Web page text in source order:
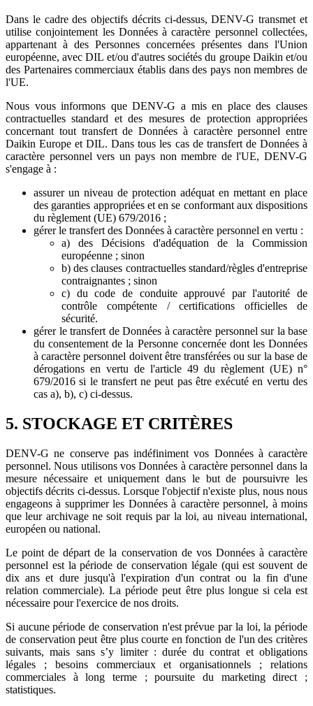
Dans le cadre des objectifs décrits ci-dessus, DENV-G transmet et
utilise conjointement les Données à caractère personnel collectées,
appartenant à des Personnes concernées présentes dans l'Union
européenne, avec DIL et/ou d'autres sociétés du groupe Daikin et/ou
des Partenaires commerciaux établis dans des pays non membres de
l'UE.
Nous vous informons que DENV-G a mis en place des clauses
contractuelles standard et des mesures de protection appropriées
concernant tout transfert de Données à caractère personnel entre
Daikin Europe et DIL. Dans tous les cas de transfert de Données à
caractère personnel vers un pays non membre de l'UE, DENV-G
s'engage à :
assurer un niveau de protection adéquat en mettant en place
des garanties appropriées et en se conformant aux dispositions
du règlement (UE) 679/2016 ;
gérer le transfert des Données à caractère personnel en vertu :
a) des Décisions d'adéquation de la Commission
européenne ; sinon
b) des clauses contractuelles standard/règles d'entreprise
contraignantes ; sinon
c) du code de conduite approuvé par l'autorité de
contrôle compétente / certifications officielles de
sécurité.
gérer le transfert de Données à caractère personnel sur la base
du consentement de la Personne concernée dont les Données
à caractère personnel doivent être transférées ou sur la base de
dérogations en vertu de l'article 49 du règlement (UE) n°
679/2016 si le transfert ne peut pas être exécuté en vertu des
cas a), b), c) ci-dessus.
5. STOCKAGE ET CRITÈRES
DENV-G ne conserve pas indéfiniment vos Données à caractère
personnel. Nous utilisons vos Données à caractère personnel dans la
mesure nécessaire et uniquement dans le but de poursuivre les
objectifs décrits ci-dessus. Lorsque l'objectif n'existe plus, nous nous
engageons à supprimer les Données à caractère personnel, à moins
que leur archivage ne soit requis par la loi, au niveau international,
européen ou national.
Le point de départ de la conservation de vos Données à caractère
personnel est la période de conservation légale (qui est souvent de
dix ans et dure jusqu'à l'expiration d'un contrat ou la fin d'une
relation commerciale). La période peut être plus longue si cela est
nécessaire pour l'exercice de nos droits.
Si aucune période de conservation n'est prévue par la loi, la période
de conservation peut être plus courte en fonction de l'un des critères
suivants, mais sans s’y limiter : durée du contrat et obligations
légales ; besoins commerciaux et organisationnels ; relations
commerciales à long terme ; poursuite du marketing direct ;
statistiques.